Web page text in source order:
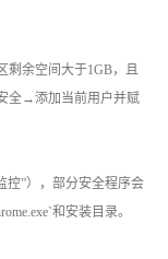
剩余空间大于1GB，且
全→添加当前用户并赋
控”），部分安全程序会
和安装目录。